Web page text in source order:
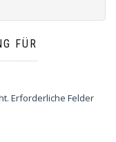
FÜR
Erforderliche Felder